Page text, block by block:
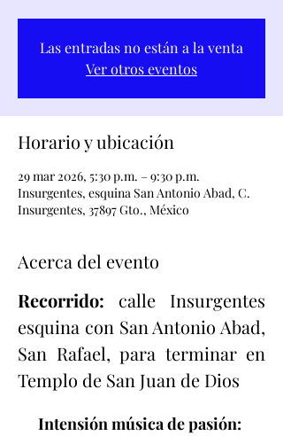
Las entradas no están a la venta
Ver otros eventos
Horario y ubicación
29 mar 2026, 5:30 p.m. – 9:30 p.m.
Insurgentes, esquina San Antonio Abad, C.
Insurgentes, 37897 Gto., México
Acerca del evento
Recorrido: calle Insurgentes
esquina con San Antonio Abad,
San Rafael, para terminar en
Templo de San Juan de Dios
Intensión música de pasión: